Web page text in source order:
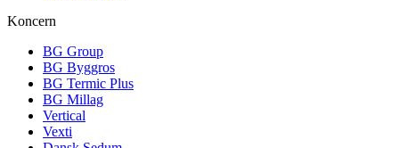
Koncern
BG Group
BG Byggros
BG Termic Plus
BG Millag
Vertical
Vexti